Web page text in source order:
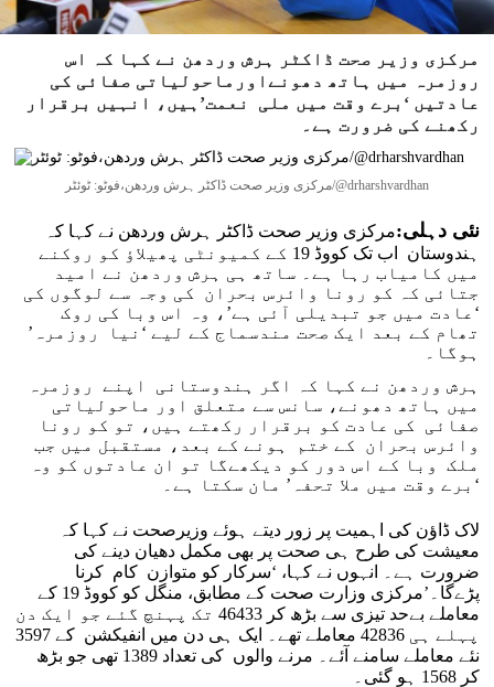
مرکزی وزیر صحت ڈاکٹر ہرش وردھن نے کہا کہ اس
روزمرہ میں ہاتھ دھونےاورماحولیاتی صفائی کی
عادتیں ‘برے وقت میں ملی نعمت’ہیں، انہیں برقرار
رکھنے کی ضرورت ہے۔
مرکزی وزیر صحت ڈاکٹر ہرش وردھن،فوٹو: ٹوئٹر/@drharshvardhan
نئی دہلی:مرکزی وزیر صحت ڈاکٹر ہرش وردھن نے کہا کہ
ہندوستان اب تک کووڈ 19 کے کمیونٹی پھیلاؤ کو روکنے
میں کامیاب رہا ہے۔ ساتھ ہی ہرش وردھن نے امید
جتائی کہ کو رونا وائرس بحران کی وجہ سے لوگوں کی
‘عادت میں جو تبدیلی آئی ہے’، وہ اس وبا کی روک
تھام کے بعد ایک صحت مندسماج کے لیے ‘نیا روزمرہ’
ہوگا۔
ہرش وردھن نے کہا کہ اگر ہندوستانی اپنے روزمرہ
میں ہاتھ دھونے، سانس سے متعلق اور ماحولیاتی
صفائی کی عادت کو برقرار رکھتے ہیں، تو کو رونا
وائرس بحران کے ختم ہونے کے بعد، مستقبل میں جب
ملک وبا کے اس دور کو دیکھےگا تو ان عادتوں کو وہ
‘برے وقت میں ملا تحفہ’ مان سکتا ہے۔
لاک ڈاؤن کی اہمیت پر زور دیتے ہوئے وزیرصحت نے کہا کہ
معیشت کی طرح ہی صحت پر بھی مکمل دھیان دینے کی
ضرورت ہے۔ انہوں نے کہا، ‘سرکار کو متوازن کام کرنا
پڑےگا۔’مرکزی وزارت صحت کے مطابق، منگل کو کووڈ 19 کے
معاملے بےحد تیزی سے بڑھ کر 46433 تک پہنچ گئے جو ایک دن
پہلے ہی 42836 معاملے تھے۔ ایک ہی دن میں انفیکشن کے 3597
نئے معاملے سامنے آئے۔ مرنے والوں کی تعداد 1389 تھی جو بڑھ
کر 1568 ہو گئی۔